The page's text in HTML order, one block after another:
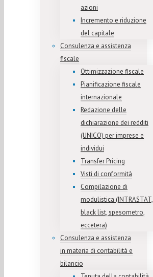
azioni
Incremento e riduzione
del capitale
Consulenza e assistenza
fiscale
Ottimizzazione fiscale
Pianificazione fiscale
internazionale
Redazione delle
dichiarazione dei redditi
(UNICO) per imprese e
individui
Transfer Pricing
Visti di conformità
Compilazione di
modulistica (INTRASTAT,
black list, spesometro,
eccetera)
Consulenza e assistenza
in materia di contabilità e
bilancio